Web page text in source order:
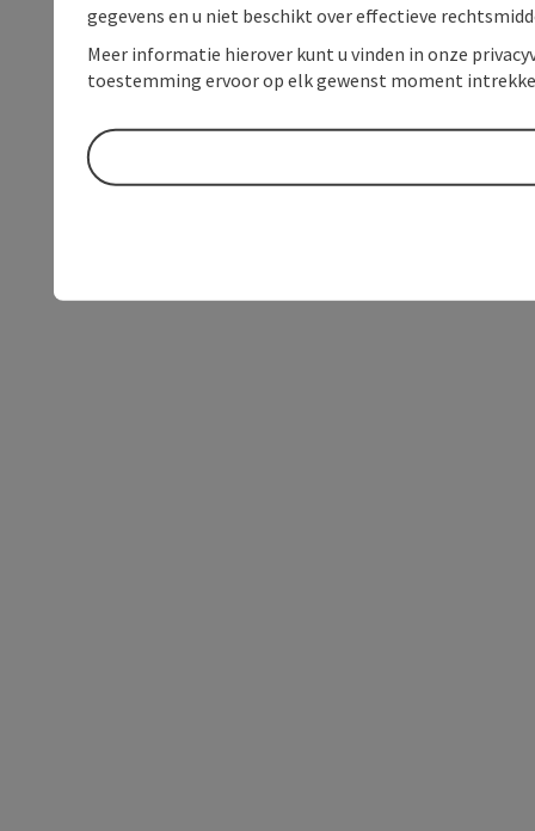
gegevens en u niet beschikt over effectieve
Meer informatie hierover kunt u vinden in onze
toestemming ervoor op elk gewenst moment